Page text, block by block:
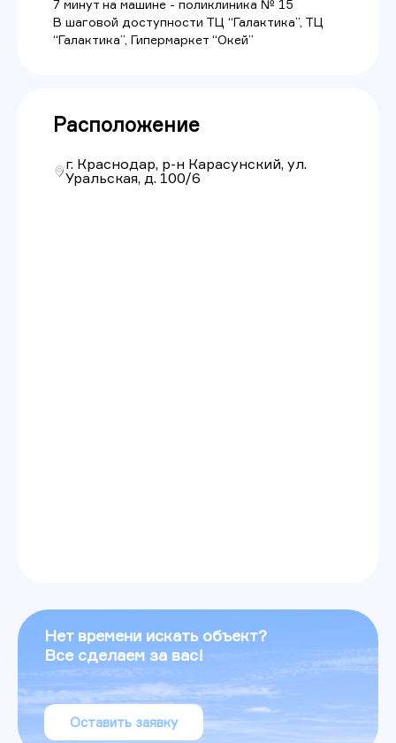
7 минут на машине - поликлиника № 15
В шаговой доступности ТЦ “Галактика”, ТЦ
“Галактика”, Гипермаркет “Окей”
Расположение
г. Краснодар, р-н Карасунский, ул.
Уральская, д. 100/6
Нет времени искать объект?
Все сделаем за вас!
Оставить заявку